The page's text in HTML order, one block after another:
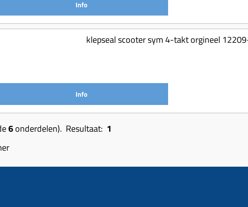
Info
klepseal scooter sym 4-takt orgineel
Info
6onderdelen). Resultaat: 1